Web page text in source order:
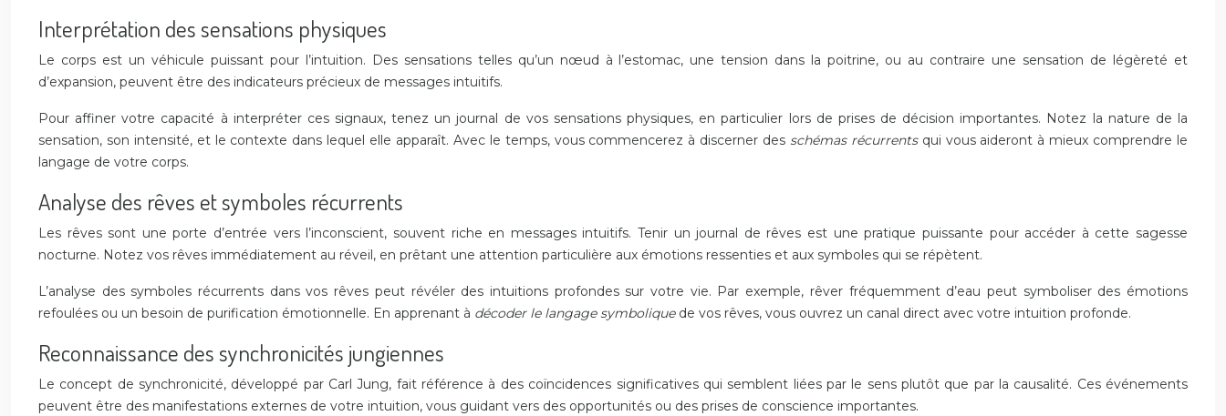
Interprétation des sensations physiques
Le corps est un véhicule puissant pour l’intuition. Des sensations telles qu’un nœud à l’estomac, une tension dans la poitrine, ou au contraire une sensation de légèreté et
d’expansion, peuvent être des indicateurs précieux de messages intuitifs.
Pour affiner votre capacité à interpréter ces signaux, tenez un journal de vos sensations physiques, en particulier lors de prises de décision importantes. Notez la nature de la
sensation, son intensité, et le contexte dans lequel elle apparaît. Avec le temps, vous commencerez à discerner des schémas récurrents qui vous aideront à mieux comprendre le
langage de votre corps.
Analyse des rêves et symboles récurrents
Les rêves sont une porte d’entrée vers l’inconscient, souvent riche en messages intuitifs. Tenir un journal de rêves est une pratique puissante pour accéder à cette sagesse
nocturne. Notez vos rêves immédiatement au réveil, en prêtant une attention particulière aux émotions ressenties et aux symboles qui se répètent.
L’analyse des symboles récurrents dans vos rêves peut révéler des intuitions profondes sur votre vie. Par exemple, rêver fréquemment d’eau peut symboliser des émotions
refoulées ou un besoin de purification émotionnelle. En apprenant à décoder le langage symbolique de vos rêves, vous ouvrez un canal direct avec votre intuition profonde.
Reconnaissance des synchronicités jungiennes
Le concept de synchronicité, développé par Carl Jung, fait référence à des coïncidences significatives qui semblent liées par le sens plutôt que par la causalité. Ces événements
peuvent être des manifestations externes de votre intuition, vous guidant vers des opportunités ou des prises de conscience importantes.